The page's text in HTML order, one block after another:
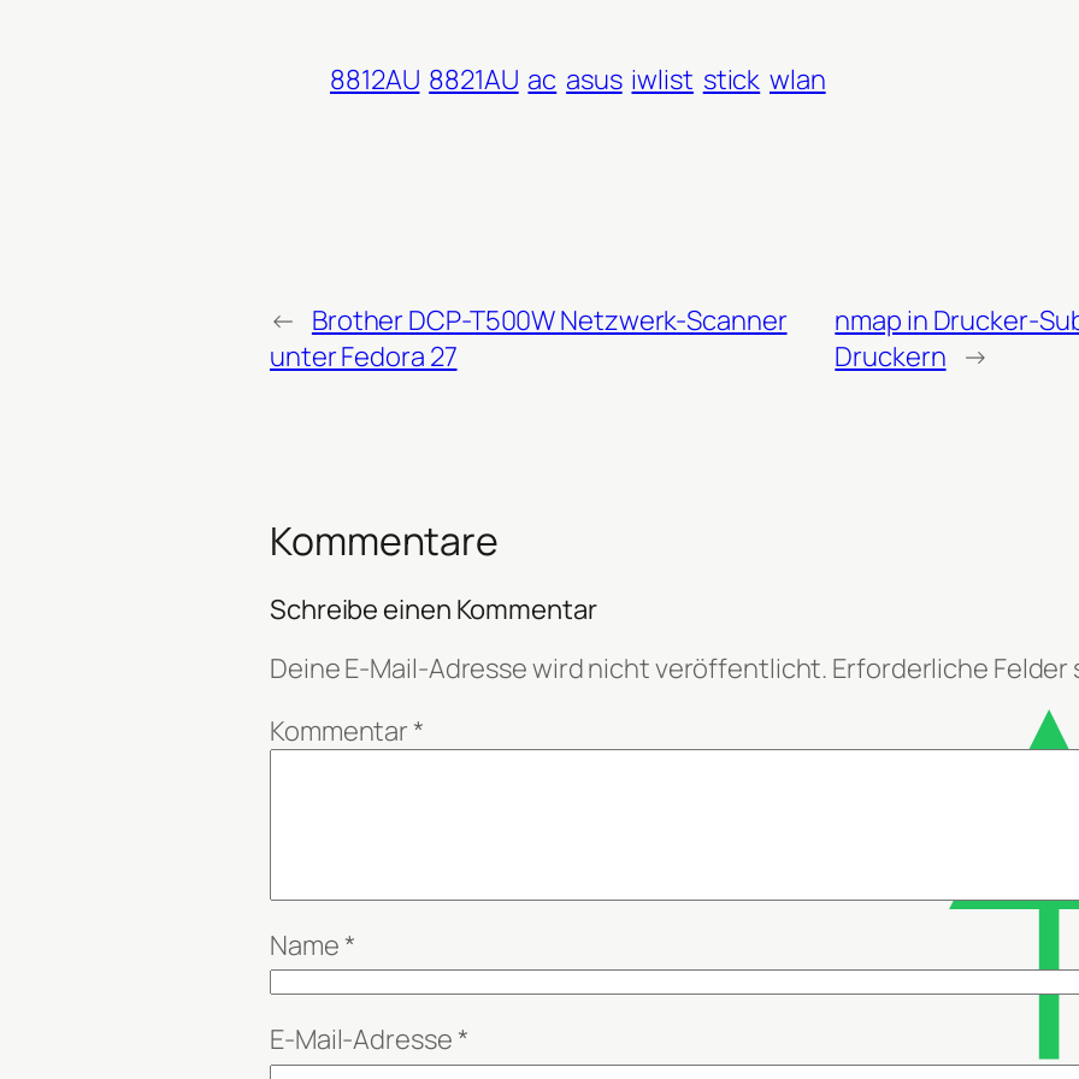
8812AU 8821AU ac asus iwlist stick wlan
← Brother DCP-T500W Netzwerk-Scanner
unter Fedora 27
nmap in Drucker-
Druckern →
Kommentare
Schreibe einen Kommentar
Deine E-Mail-Adresse wird nicht veröffentlicht. Erforderliche Felder
Kommentar *
Name *
E-Mail-Adresse *